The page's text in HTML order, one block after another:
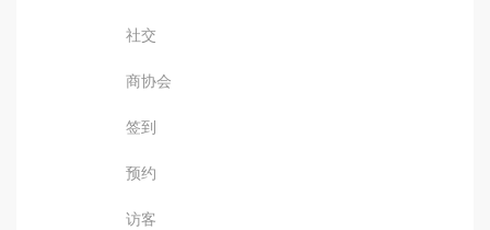
社交
商协会
签到
预约
访客